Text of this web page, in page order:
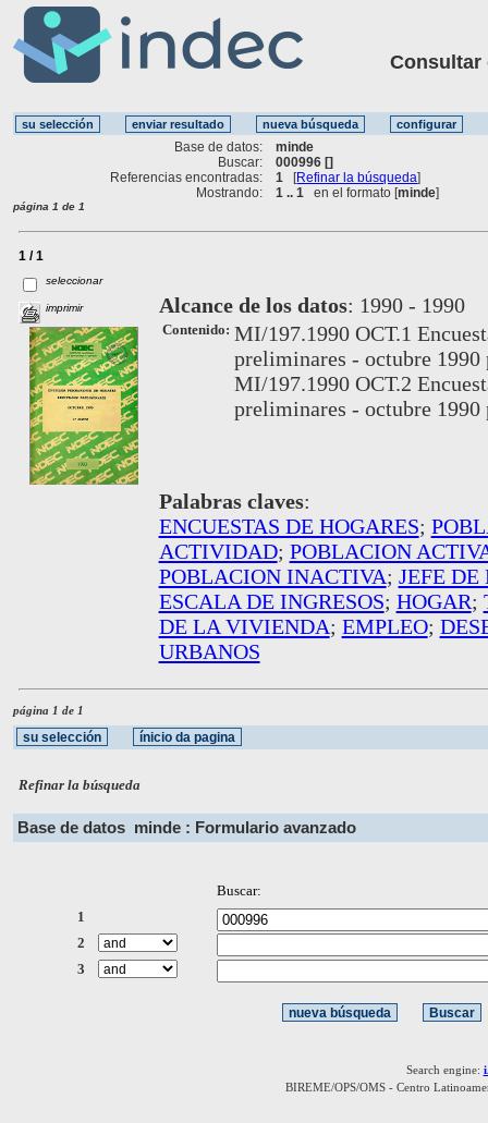
Consultar
Base de datos:
minde
Buscar:
000996 []
Referencias encontradas:
1 [Refinar la búsqueda]
Mostrando:
1 .. 1 en el formato [minde]
página 1 de 1
1 / 1
seleccionar
imprimir Alcance de los datos: 1990 - 1990
Contenido: MI/197.1990 OCT.1
preliminares - octubre 1990
MI/197.1990 OCT.2
preliminares - octubre 1990
Palabras claves:
ENCUESTAS DE HOGARES;
ACTIVIDAD; POBLACION
POBLACION INACTIVA; JEFE DE
ESCALA DE INGRESOS; HOGAR;
DE LA VIVIENDA; EMPLEO;
URBANOS
página 1 de 1
Refinar la búsqueda
Base de datos minde : Formulario avanzado
Buscar:
1
2
3
Search engine:
BIREME/OPS/OMS - Centro